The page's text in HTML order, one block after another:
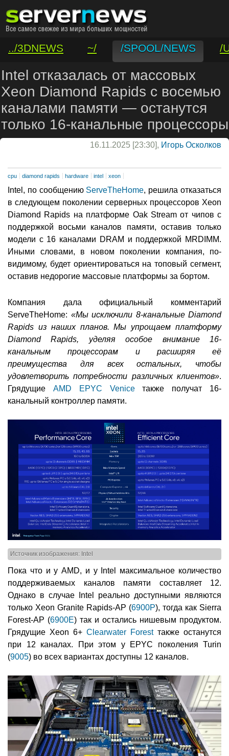
../3DNEWS ~/ /SPOOL/NEWS
/
/VAR/CONTACT
Intel отказалась от массовых
Xeon Diamond Rapids с восемью
каналами памяти — останутся
только 16-канальные процессоры
16.11.2025 [23:30], Игорь Осколков
cpu diamond rapids hardware intel xeon
Intel, по сообщению ServeTheHome, решила отказаться
в следующем поколении серверных процессоров Xeon
Diamond Rapids на платформе Oak Stream от чипов с
поддержкой восьми каналов памяти, оставив только
модели с 16 каналами DRAM и поддержкой MRDIMM.
Иными словами, в новом поколении компания, по-
видимому, будет ориентироваться на топовый сегмент,
оставив недорогие массовые платформы за бортом.
Компания дала официальный комментарий
ServeTheHome: «Мы исключили 8-канальные Diamond
Rapids из наших планов. Мы упрощаем платформу
Diamond Rapids, уделяя особое внимание 16-
канальным процессорам и расширяя её
преимущества для всех остальных, чтобы
удовлетворить потребности различных клиентов».
Грядущие AMD EPYC Veniceтакже получат 16-
канальный контроллер памяти.
Источник изображения: Intel
Пока что и у AMD, и у Intel максимальное количество
поддерживаемых каналов памяти составляет 12.
Однако в случае Intel реально доступными являются
только Xeon Granite Rapids-AP (6900P), тогда как Sierra
Forest-AP (6900E) так и остались нишевым продуктом.
Грядущие Xeon 6+ Clearwater Forestтакже останутся
при 12 каналах. При этом у EPYC поколения Turin
(9005) во всех вариантах доступны 12 каналов.